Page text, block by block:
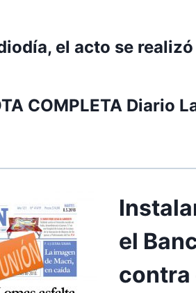
el acto se
COMPLETA Diario
el
contra